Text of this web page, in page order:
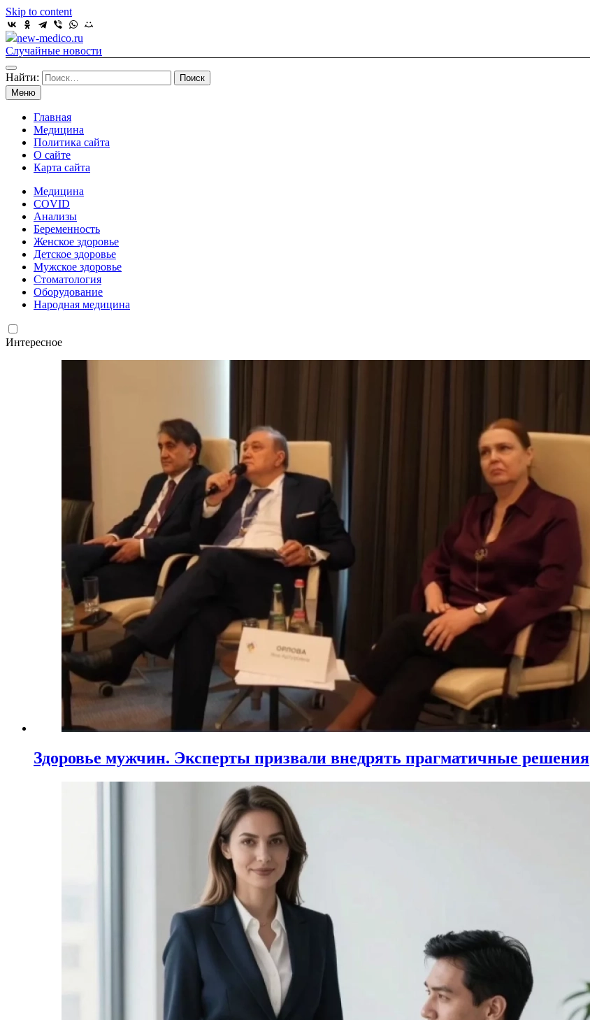
Skip to content
new-medico.ru
Случайные новости
Найти:
Меню
Главная
Медицина
Политика сайта
О сайте
Карта сайта
Медицина
COVID
Анализы
Беременность
Женское здоровье
Детское здоровье
Мужское здоровье
Стоматология
Оборудование
Народная медицина
Интересное
Здоровье мужчин. Эксперты призвали внедрять прагматичные решения